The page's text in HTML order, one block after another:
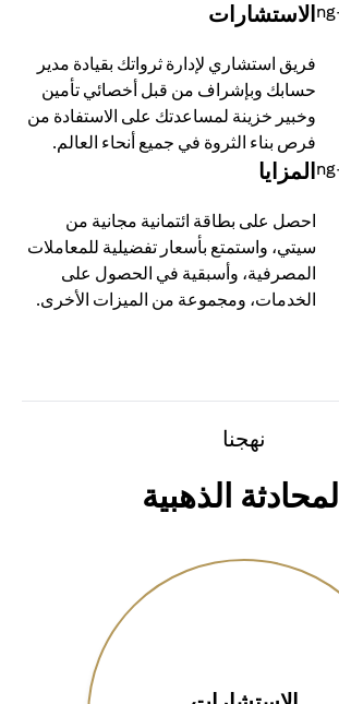
الاستشارات
فريق استشاري لإدارة ثرواتك بقيادة مدير
حسابك وبإشراف من قبل أخصائي تأمين
وخبير خزينة لمساعدتك على الاستفادة من
فرص بناء الثروة في جميع أنحاء العالم.
المزايا
احصل على بطاقة ائتمانية مجانية من
سيتي، واستمتع بأسعار تفضيلية للمعاملات
المصرفية، وأسبقية في الحصول على
الخدمات، ومجموعة من الميزات الأخرى.
نهجنا
المحادثة الذهبية